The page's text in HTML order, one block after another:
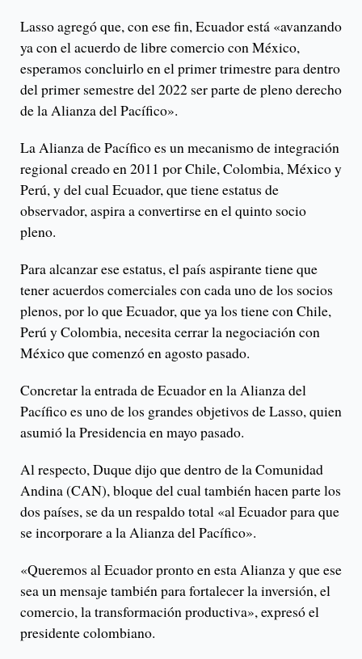
Lasso agregó que, con ese fin, Ecuador está «avanzando
ya con el acuerdo de libre comercio con México,
esperamos concluirlo en el primer trimestre para dentro
del primer semestre del 2022 ser parte de pleno derecho
de la Alianza del Pacífico».
La Alianza de Pacífico es un mecanismo de integración
regional creado en 2011 por Chile, Colombia, México y
Perú, y del cual Ecuador, que tiene estatus de
observador, aspira a convertirse en el quinto socio
pleno.
Para alcanzar ese estatus, el país aspirante tiene que
tener acuerdos comerciales con cada uno de los socios
plenos, por lo que Ecuador, que ya los tiene con Chile,
Perú y Colombia, necesita cerrar la negociación con
México que comenzó en agosto pasado.
Concretar la entrada de Ecuador en la Alianza del
Pacífico es uno de los grandes objetivos de Lasso, quien
asumió la Presidencia en mayo pasado.
Al respecto, Duque dijo que dentro de la Comunidad
Andina (CAN), bloque del cual también hacen parte los
dos países, se da un respaldo total «al Ecuador para que
se incorporare a la Alianza del Pacífico».
«Queremos al Ecuador pronto en esta Alianza y que ese
sea un mensaje también para fortalecer la inversión, el
comercio, la transformación productiva», expresó el
presidente colombiano.